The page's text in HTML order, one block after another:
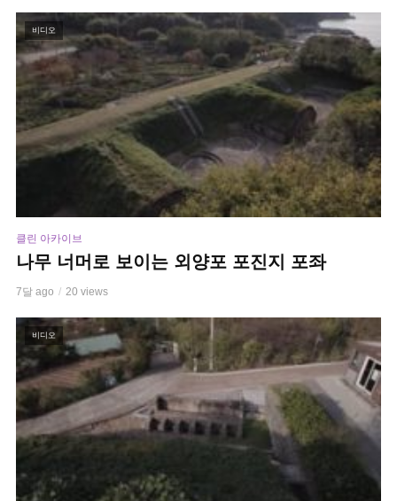
비디오
클린 아카이브
나무 너머로 보이는 외양포 포진지 포좌
7달 ago 20 views
비디오